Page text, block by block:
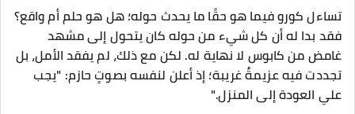
تساءل كورو فيما هو حقًا ما يحدث حوله؛ هل هو حلم أم واقع؟
فقد بدا له أن كل شيء من حوله كان يتحول إلى مشهد
غامض من كابوس لا نهاية له. لكن مع ذلك، لم يفقد الأمل، بل
تجددت فيه عزيمةٌ غريبة؛ إذ أعلن لنفسه بصوتٍ حازم: "يجب
علي العودة إلى المنزل."